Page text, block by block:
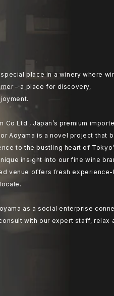
place in a winery where
– a place for discovery,
Co Ltd., Japan’s premium
Aoyama is a novel project that
to the bustling heart of
insight into our fine wine
venue offers fresh experience-
as a social enterprise
with our expert staff, relax